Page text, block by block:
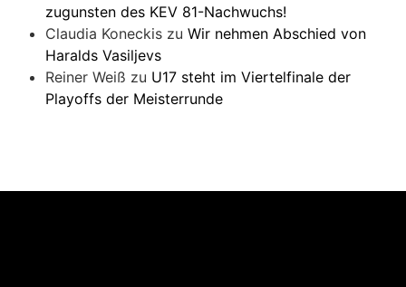
zugunsten des KEV 81-Nachwuchs!
Claudia Koneckis zu Wir nehmen Abschied von
Haralds Vasiljevs
Reiner Weiß zu U17 steht im Viertelfinale der
Playoffs der Meisterrunde